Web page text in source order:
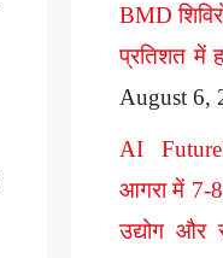
BMD
प्रतिशत में
August 6,
AI
आगरा में 7-
उद्योग और